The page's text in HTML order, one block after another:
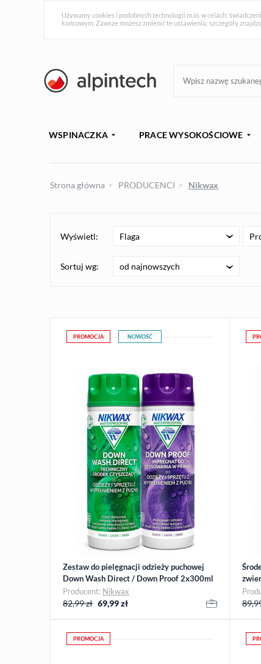
Używamy cookies i podobnych technologii m.in. w celach:
końcowym. Zawsze możesz zmienić te ustawienia; szczegóły
WSPINACZKA PRACE WYSOKOŚCIOWE
Strona główna PRODUCENCI Nikwax
Wyświetl: Flaga
Sortuj wg: od najnowszych
PROMOCJA NOWOŚĆ
Zestaw do pielęgnacji odzieży puchowej
Down Wash Direct / Down Proof 2x300ml
Nik…
Producent: Nikwax
82,99 zł 69,99zł
PROMOCJA